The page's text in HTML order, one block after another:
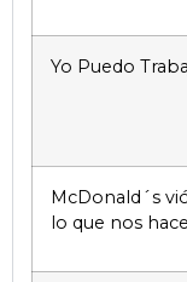
Yo Puedo
McDonald´s
lo que nos